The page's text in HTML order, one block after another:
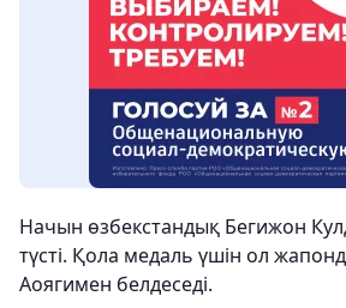
Начын өзбекстандық Бегижон
түсті. Қола медаль үшін ол
Аоягимен белдеседі.